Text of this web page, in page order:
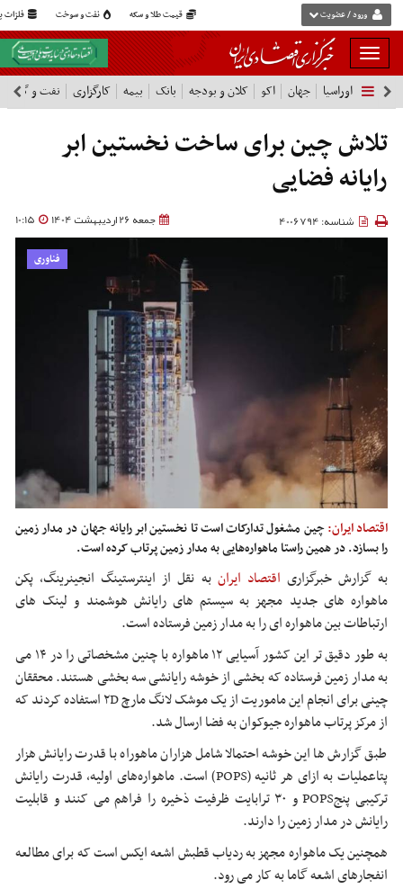
قیمت طلا و سکه نفت و سوخت فلزات ورود / عضویت
بار
و
بسته
نمودن
فهرست
اوراسیا جهان اکو کلان و بودجه بانک بیمه کارگزاری نفت و گاز
تلاش چین برای ساخت نخستین ابر
رایانه فضایی
جمعه 26 اردیبهشت 1404 10:15 شناسه: 4006794
فناوری
اقتصاد ایران:چین مشغول تدارکات است تا نخستین ابر رایانه جهان در مدار زمین
را بسازد. در همین راستا ماهواره‌هایی به مدار زمین پرتاب کرده است.
به گزارش خبرگزاری اقتصاد ایران به نقل از اینترستینگ انجینرینگ، پکن
ماهواره های جدید مجهز به سیستم های رایانش هوشمند و لینک های
ارتباطات بین ماهواره ای را به مدار زمین فرستاده است.
به طور دقیق تر این کشور آسیایی ۱۲ ماهواره با چنین مشخصاتی را در ۱۴ می
به مدار زمین فرستاده که بخشی از خوشه رایانشی سه بخشی هستند. محققان
چینی برای انجام این ماموریت از یک موشک لانگ مارچ ۲D استفاده کردند که
از مرکز پرتاب ماهواره جیوکوان به فضا ارسال شد.
طبق گزارش ها این خوشه احتمالا شامل هزاران ماهوراه با قدرت رایانش هزار
پتاعملیات به ازای هر ثانیه (POPS) است. ماهواره‌های اولیه، قدرت رایانش
ترکیبی پنجPOPS و ۳۰ ترابایت ظرفیت ذخیره را فراهم می کنند و قابلیت
رایانش در مدار زمین را دارند.
همچنین یک ماهواره مجهز به ردیاب قطبش اشعه ایکس است که برای مطالعه
انفجارهای اشعه گاما به کار می رود.